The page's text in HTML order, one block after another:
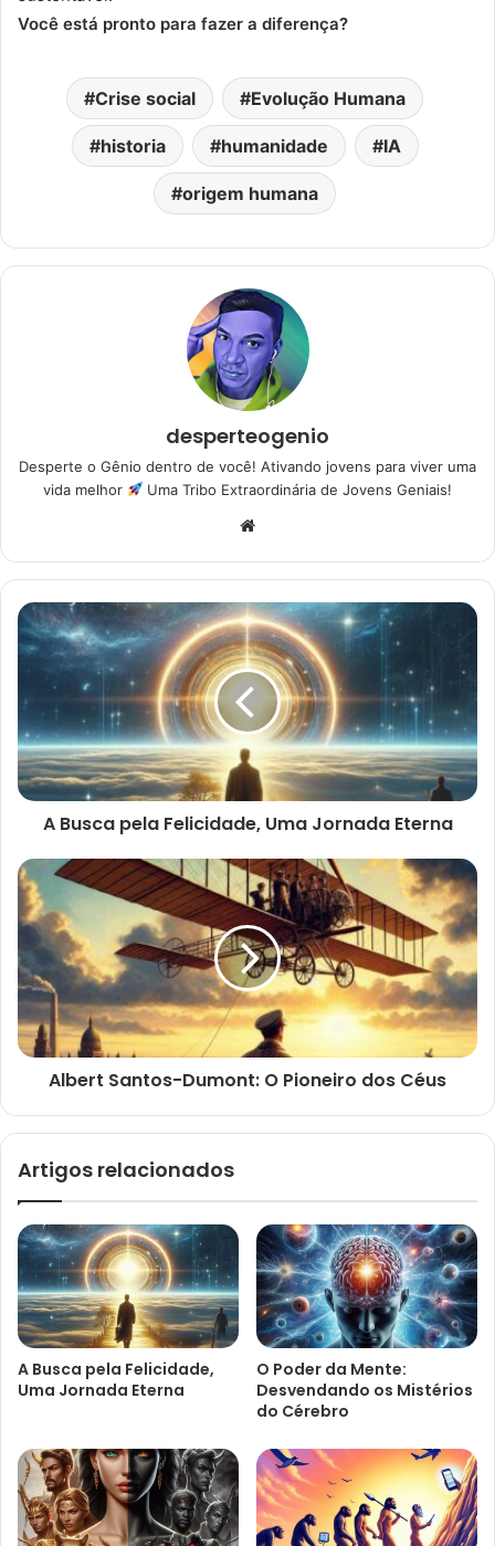
Você está pronto para fazer a diferença?
Crise social Evolução Humana
historia humanidade IA
origem humana
desperteogenio
Desperte o Gênio dentro de você! Ativando jovens para viver uma
vida melhor
Uma Tribo Extraordinária de Jovens Geniais!
Website
A Busca pela Felicidade, Uma Jornada Eterna
Albert Santos-Dumont: O Pioneiro dos Céus
Artigos relacionados
A Busca pela Felicidade,
Uma Jornada Eterna
O Poder da Mente:
Desvendando os Mistérios
do Cérebro